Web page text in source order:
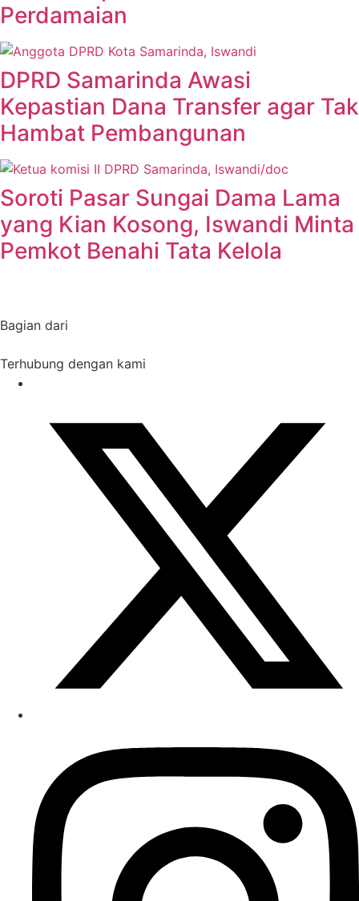
Perdamaian
DPRD Samarinda Awasi
Kepastian Dana Transfer agar Tak
Hambat Pembangunan
Soroti Pasar Sungai Dama Lama
yang Kian Kosong, Iswandi Minta
Pemkot Benahi Tata Kelola
Bagian dari
Terhubung dengan kami